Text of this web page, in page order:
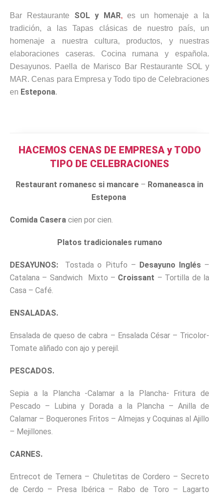
Bar Restaurante SOL y MAR,es un homenaje a la
tradición, a las Tapas clásicas de nuestro país, un
homenaje a nuestra cultura, productos, y nuestras
elaboraciones caseras. Cocina rumana y española.
Desayunos. Paella de Marisco Bar Restaurante SOL y
MAR. Cenas para Empresa y Todo tipo de Celebraciones
en Estepona.
HACEMOS CENAS DE EMPRESA y TODO
TIPO DE CELEBRACIONES
Restaurant romanesc si mancare – Romaneasca in
Estepona
Comida Casera cien por cien.
Platos tradicionales rumano
DESAYUNOS: Tostada o Pitufo – Desayuno Inglés–
Catalana – Sandwich Mixto – Croissant – Tortilla de la
Casa – Café.
ENSALADAS.
Ensalada de queso de cabra – Ensalada César – Tricolor-
Tomate aliñado con ajo y perejil.
PESCADOS.
Sepia a la Plancha -Calamar a la Plancha- Fritura de
Pescado – Lubina y Dorada a la Plancha – Anilla de
Calamar – Boquerones Fritos – Almejas y Coquinas al Ajillo
– Mejillones.
CARNES.
Entrecot de Ternera – Chuletitas de Cordero – Secreto
de Cerdo – Presa Ibérica – Rabo de Toro – Lagarto